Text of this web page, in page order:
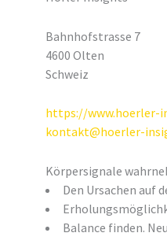
Bahnhofstrasse 7
4600 Olten
Schweiz
https://www.hoerler-
kontakt@hoerler-
Körpersignale
Den Ursachen auf
Balance finden.